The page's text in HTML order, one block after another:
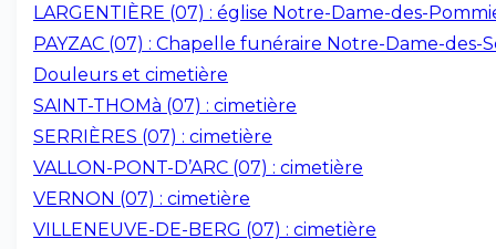
LARGENTIÈRE (07) : église Notre-Dame-des-
PAYZAC (07) : Chapelle funéraire Notre-Dame-des-
Douleurs et cimetière
SAINT-THOMà (07) : cimetière
SERRIÈRES (07) : cimetière
VALLON-PONT-D’ARC (07) : cimetière
VERNON (07) : cimetière
VILLENEUVE-DE-BERG (07) : cimetière